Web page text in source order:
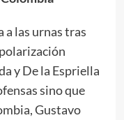
a las urnas tras
y De la Espriella
sino que
Gustavo